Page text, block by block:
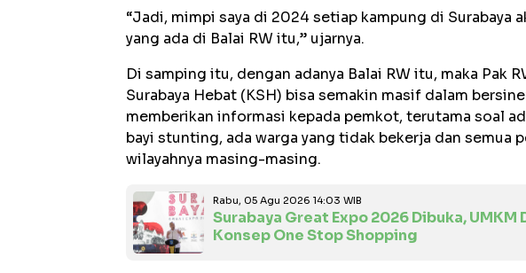
“Jadi, mimpi saya di 2024 setiap kampung di Surabaya
yang ada di Balai RW itu,” ujarnya.
Di samping itu, dengan adanya Balai RW itu, maka Pak
Surabaya Hebat (KSH) bisa semakin masif dalam
memberikan informasi kepada pemkot, terutama soal
bayi stunting, ada warga yang tidak bekerja dan semua
wilayahnya masing-masing.
Rabu, 05 Agu 2026 14:03 WIB
Surabaya Great Expo 2026 Dibuka,
Konsep One Stop Shopping